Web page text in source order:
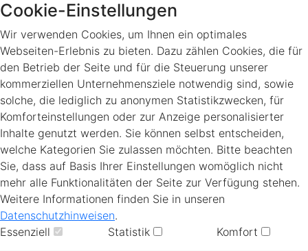
Cookie-Einstellungen
Wir verwenden Cookies, um Ihnen ein optimales
Webseiten-Erlebnis zu bieten. Dazu zählen Cookies, die für
den Betrieb der Seite und für die Steuerung unserer
kommerziellen Unternehmensziele notwendig sind, sowie
solche, die lediglich zu anonymen Statistikzwecken, für
Komforteinstellungen oder zur Anzeige personalisierter
Inhalte genutzt werden. Sie können selbst entscheiden,
welche Kategorien Sie zulassen möchten. Bitte beachten
Sie, dass auf Basis Ihrer Einstellungen womöglich nicht
mehr alle Funktionalitäten der Seite zur Verfügung stehen.
Weitere Informationen finden Sie in unseren
Datenschutzhinweisen.
Essenziell
Statistik Komfort